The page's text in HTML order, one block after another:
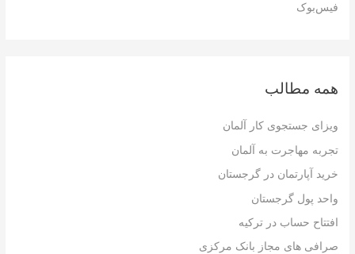
فیس‌بوک
همه مطالب
ویزای جستجوی کار آلمان
تجربه مهاجرت به آلمان
خرید آپارتمان در گرجستان
واحد پول گرجستان
افتتاح حساب در ترکیه
صرافی های مجاز بانک مرکزی